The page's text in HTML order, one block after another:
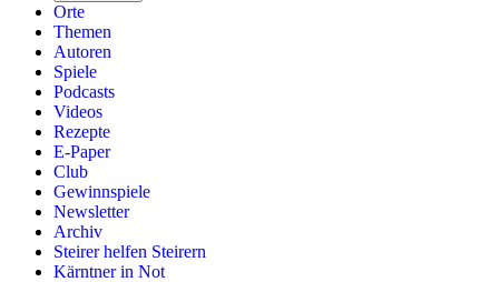
Orte
Themen
Autoren
Spiele
Podcasts
Videos
Rezepte
E-Paper
Club
Gewinnspiele
Newsletter
Archiv
Steirer helfen Steirern
Kärntner in Not